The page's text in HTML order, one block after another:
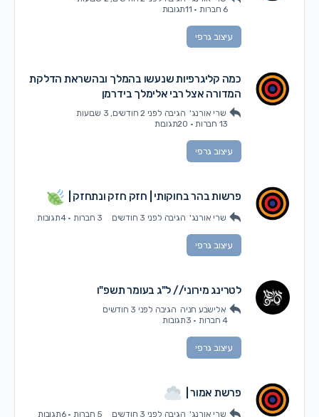
·11תגובות
עיצוב גרפי
כמה קליגרפיות שנעשו בהמלך ובהשראת הדלקת
המדורה אצל רבי אלימלך בידרמן
שרי אורנג' הגיבהלפני 2 חודשים, 3 שבועות
·20תגובות
עיצוב גרפי
פרשות בהר בחוקותי | חזק חזק ונתחזק |
שרי אורנג' הגיבהלפני 3 חודשים 3 חברות ·4תגובות
עיצוב גרפי
לטרינג מירוני // ל"ג בעומר תשפ"ו
אלישבע חניה הגיבהלפני 3 חודשים
·3תגובות
עיצוב גרפי
פרשת אמור |
שרי אורנג' הגיבהלפני 3 חודשים 5 חברות ·6תגובות